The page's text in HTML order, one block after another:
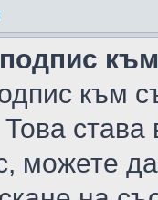
към
Това
можете